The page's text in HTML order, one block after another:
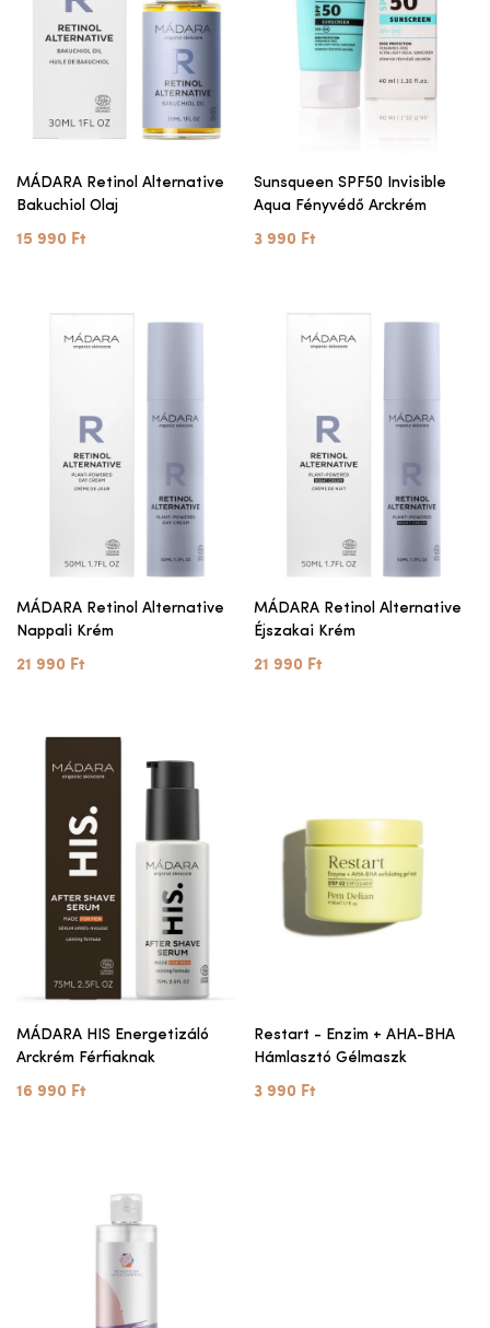
MÁDARA Retinol Alternative
Bakuchiol Olaj
15 990 Ft
Sunsqueen SPF50 Invisible
Aqua Fényvédő Arckrém
3 990 Ft
MÁDARA Retinol Alternative
Nappali Krém
21 990 Ft
MÁDARA Retinol Alternative
Éjszakai Krém
21 990 Ft
MÁDARA HIS Energetizáló
Arckrém Férfiaknak
16 990 Ft
Restart - Enzim + AHA-BHA
Hámlasztó Gélmaszk
3 990 Ft